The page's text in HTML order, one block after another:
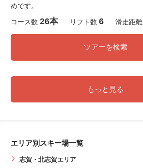
めです。
コース数 26本 リフト数 6 滑走距離
ツアーを検索
もっと見る
エリア別スキー場一覧
志賀・北志賀エリア